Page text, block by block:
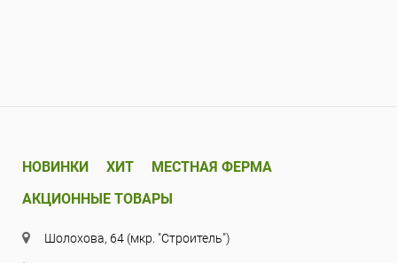
НОВИНКИ ХИТ
МЕСТНАЯ ФЕРМА
АКЦИОННЫЕ ТОВАРЫ
Шолохова, 64 (мкр. "Строитель")